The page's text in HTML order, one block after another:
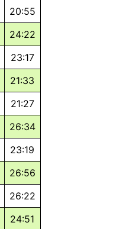
20:55
24:22
23:17
21:33
21:27
26:34
23:19
26:56
26:22
24:51